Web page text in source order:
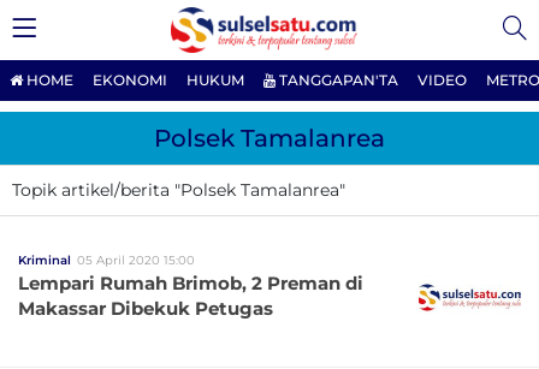
HOME EKONOMI HUKUM TANGGAPAN'TA VIDEO
Polsek Tamalanrea
Topik artikel/berita "Polsek Tamalanrea"
Kriminal 05 April 2020 15:00
Lempari Rumah Brimob, 2 Preman di
Makassar Dibekuk Petugas